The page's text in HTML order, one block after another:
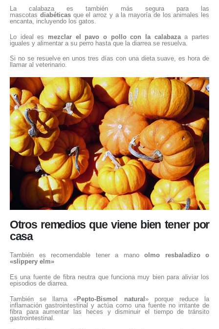
La calabaza es también más segura para las
mascotas diabéticasque el arroz y a la mayoría de los animales les
encanta, incluyendo los gatos.
Lo ideal es mezclar el pavo o pollo con la calabazaa partes
iguales y alimentar a su perro hasta que la diarrea se resuelva.
Si no se resuelve en unos tres días con una dieta suave, es hora de
llamar al veterinario.
Otros remedios que viene bien tener por
casa
También es recomendable tener a mano olmo resbaladizo o
«slippery elm»
Es una fuente de fibra neutra que funciona muy bien para aliviar los
episodios de diarrea.
También se llama «Pepto-Bismol natural» porque reduce la
inflamación gastrointestinal y actúa como una fuente no irritante de
fibra para aumentar las heces y disminuir el tiempo de tránsito
gastrointestinal.